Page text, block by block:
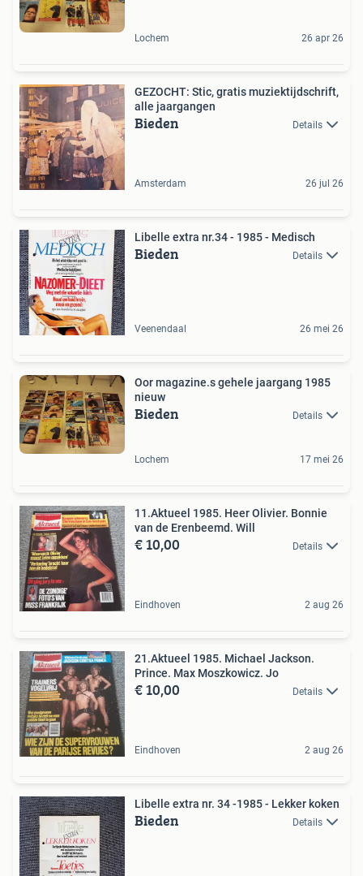
Lochem 26 apr 26
GEZOCHT: Stic, gratis muziektijdschrift,
alle jaargangen
Bieden Details
Amsterdam 26 jul 26
Libelle extra nr.34 - 1985 - Medisch
Bieden Details
Veenendaal 26 mei 26
Oor magazine.s gehele jaargang 1985
nieuw
Bieden Details
Lochem 17 mei 26
11.Aktueel 1985. Heer Olivier. Bonnie
van de Erenbeemd. Will
€ 10,00 Details
Eindhoven 2 aug 26
21.Aktueel 1985. Michael Jackson.
Prince. Max Moszkowicz. Jo
€ 10,00 Details
Eindhoven 2 aug 26
Libelle extra nr. 34 -1985 - Lekker koken
Bieden Details